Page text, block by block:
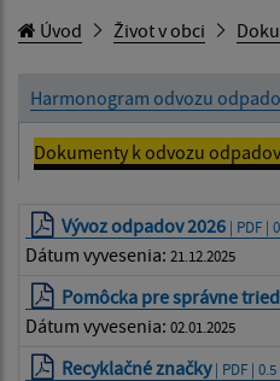
Úvod Život v obci
Harmonogram odvozu
Dokumenty k odvozu odpadov
Vývoz odpadov 2026 | PDF |
Dátum vyvesenia: 21.12.2025
Pomôcka pre správne
Dátum vyvesenia: 02.01.2025
Recyklačné značky| PDF | 0.5